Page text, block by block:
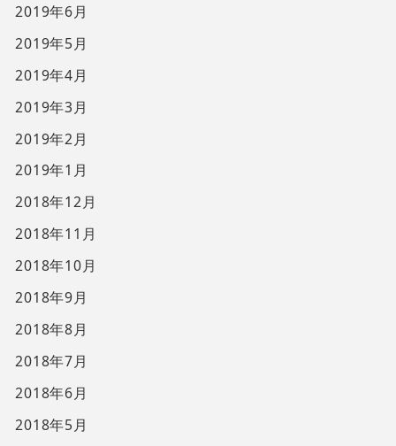
2019年6月
2019年5月
2019年4月
2019年3月
2019年2月
2019年1月
2018年12月
2018年11月
2018年10月
2018年9月
2018年8月
2018年7月
2018年6月
2018年5月